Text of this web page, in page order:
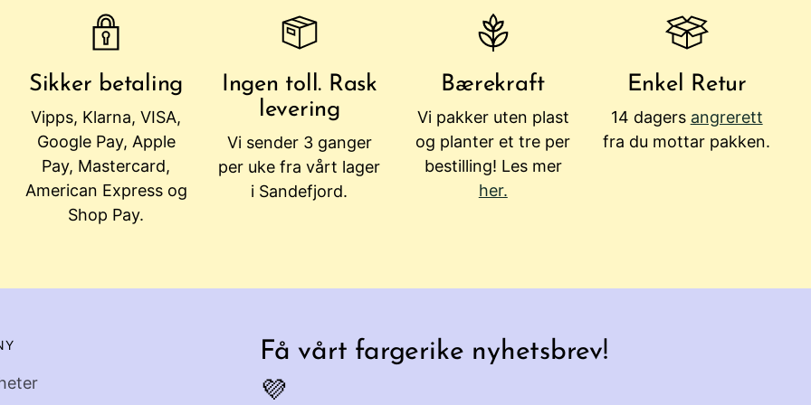
Sikker betaling
Vipps, Klarna, VISA,
Google Pay, Apple
Pay, Mastercard,
American Express og
Shop Pay.
Ingen toll. Rask
levering
Vi sender 3 ganger
per uke fra vårt lager
i Sandefjord.
Bærekraft
Vi pakker uten plast
og planter et tre per
bestilling! Les mer
her.
Enkel Retur
14 dagers angrerett
fra du mottar pakken.
Få vårt fargerike nyhetsbrev!
💜